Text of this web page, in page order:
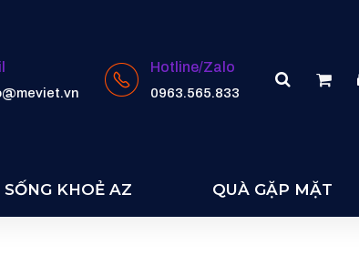
Hotline/Zalo
0963.565.833
SỐNG KHOẺ AZ QUÀ GẶP MẶT